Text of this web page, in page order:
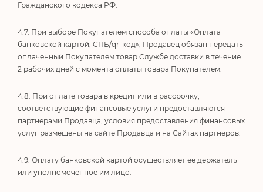
Гражданского кодекса РФ.
4.7. При выборе Покупателем способа оплаты «Оплата
банковской картой, СПБ/qr-код», Продавец обязан передать
оплаченный Покупателем товар Службе доставки в течение
2 рабочих дней с момента оплаты товара Покупателем.
4.8. При оплате товара в кредит или в рассрочку,
соответствующие финансовые услуги предоставляются
партнерами Продавца, условия предоставления финансовых
услуг размещены на сайте Продавца и на Сайтах партнеров.
4.9. Оплату банковской картой осуществляет ее держатель
или уполномоченное им лицо.